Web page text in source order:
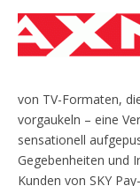
von TV-Formaten,
vorgaukeln – eine
sensationell
Gegebenheiten und
Kunden von SKY